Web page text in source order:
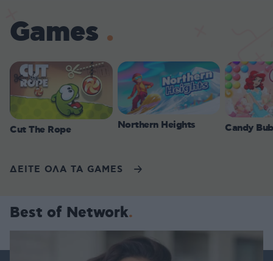
Games
Cut The Rope Northern Heights Candy
ΔΕΙΤΕ ΟΛΑ ΤΑ GAMES
Best of Network